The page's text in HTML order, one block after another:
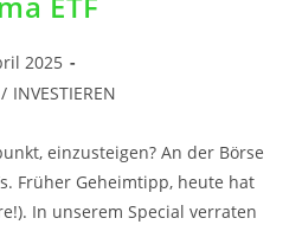
2025
/ INVESTIEREN
einzusteigen? An der Börse
Früher Geheimtipp, heute hat
In unserem Special verraten